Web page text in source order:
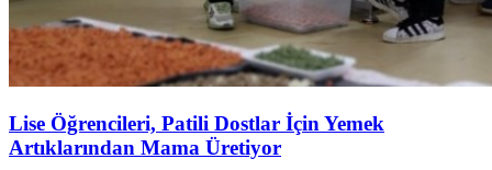
Lise Öğrencileri, Patili Dostlar İçin Yemek
Artıklarından Mama Üretiyor